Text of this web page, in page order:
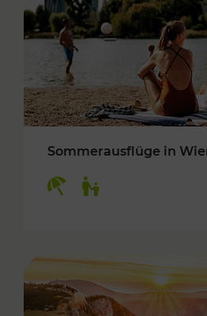
Sommerausflüge in